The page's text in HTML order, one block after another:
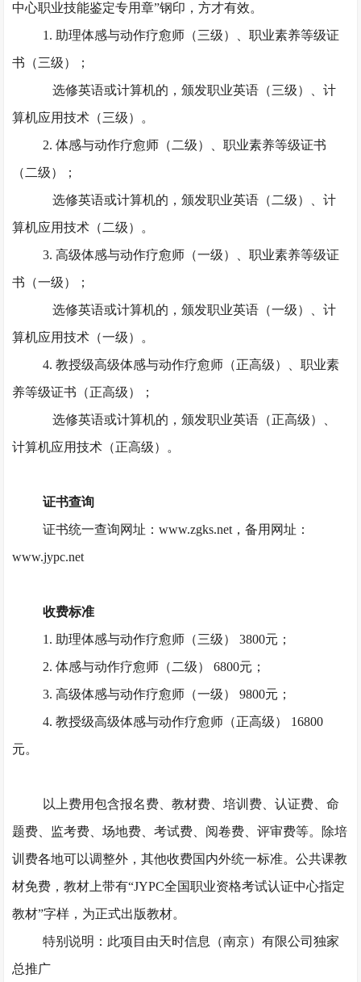
中心职业技能鉴定专用章”钢印，方才有效。
1. 助理体感与动作疗愈师（三级）、职业素养等级证
书（三级）；
选修英语或计算机的，颁发职业英语（三级）、计
算机应用技术（三级）。
2. 体感与动作疗愈师（二级）、职业素养等级证书
（二级）；
选修英语或计算机的，颁发职业英语（二级）、计
算机应用技术（二级）。
3. 高级体感与动作疗愈师（一级）、职业素养等级证
书（一级）；
选修英语或计算机的，颁发职业英语（一级）、计
算机应用技术（一级）。
4. 教授级高级体感与动作疗愈师（正高级）、职业素
养等级证书（正高级）；
选修英语或计算机的，颁发职业英语（正高级）、
计算机应用技术（正高级）。
证书查询
证书统一查询网址： www.zgks.net，备用网址：
www.jypc.net
收费标准
1. 助理体感与动作疗愈师（三级） 3800元；
2. 体感与动作疗愈师（二级） 6800元；
3. 高级体感与动作疗愈师（一级） 9800元；
4. 教授级高级体感与动作疗愈师（正高级） 16800
元。
以上费用包含报名费、教材费、培训费、认证费、命
题费、监考费、场地费、考试费、阅卷费、评审费等。除培
训费各地可以调整外，其他收费国内外统一标准。公共课教
材免费，教材上带有“JYPC全国职业资格考试认证中心指定
教材”字样，为正式出版教材。
特别说明：此项目由天时信息（南京）有限公司独家
总推广